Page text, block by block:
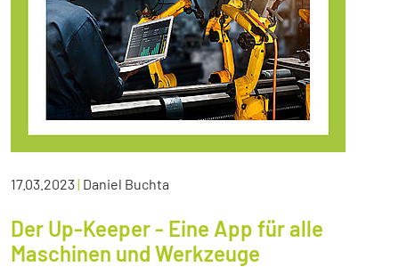
17.03.2023| Daniel Buchta
Der Up-Keeper - Eine App für alle
Maschinen und Werkzeuge